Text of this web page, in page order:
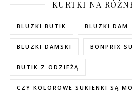
KURTKI NA
BLUZKI BUTIK BLUZKI DAM
BLUZKI DAMSKI BONPRIX
BUTIK Z ODZIEŻĄ
CZY KOLOROWE SUKIENKI SĄ